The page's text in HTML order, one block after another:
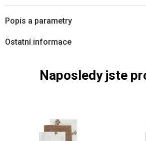
Popis a parametry
Ostatní informace
Naposledy jste